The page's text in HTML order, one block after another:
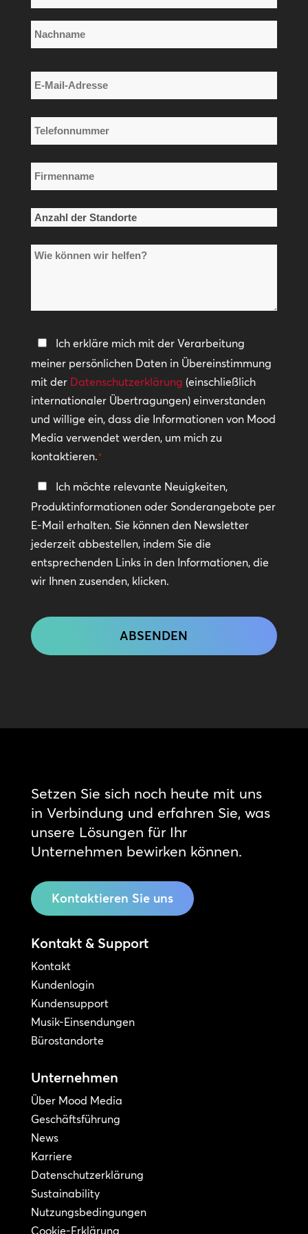
*
E-
Mail-
Adresse
Telefonnummer
*
Firmenname
*
Anzahl
Standorte
Wie
helfen?
Datenschutzerklärung
*
Ich erkläre mich mit der Verarbeitung
meiner persönlichen Daten in Übereinstimmung
mit der Datenschutzerklärung (einschließlich
internationaler Übertragungen) einverstanden
und willige ein, dass die Informationen von Mood
Media verwendet werden, um mich zu
kontaktieren.*
In
Kontakt
bleiben
Ich möchte relevante Neuigkeiten,
Produktinformationen oder Sonderangebote per
E-Mail erhalten. Sie können den Newsletter
jederzeit abbestellen, indem Sie die
entsprechenden Links in den Informationen, die
wir Ihnen zusenden, klicken.
Setzen Sie sich noch heute mit uns
in Verbindung und erfahren Sie, was
unsere Lösungen für Ihr
Unternehmen bewirken können.
Kontaktieren Sie uns
Kontakt & Support
Kontakt
Kundenlogin
Kundensupport
Musik-Einsendungen
Bürostandorte
Unternehmen
Über Mood Media
Geschäftsführung
News
Karriere
Datenschutzerklärung
Sustainability
Nutzungsbedingungen
Cookie-Erklärung